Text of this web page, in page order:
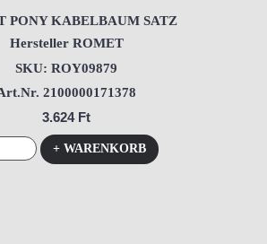
PONY KABELBAUM SATZ
Hersteller ROMET
SKU: ROY09879
2100000171378
3.624 Ft
+ WARENKORB